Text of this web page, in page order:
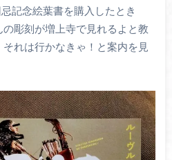
記念絵葉書を購入したとき
彫刻が増上寺で見れるよと教
れは行かなきゃ！と案内を見